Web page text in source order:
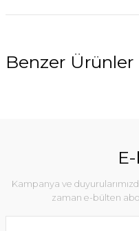
Benzer Ürünler
Kampanya ve
zaman e-bülten